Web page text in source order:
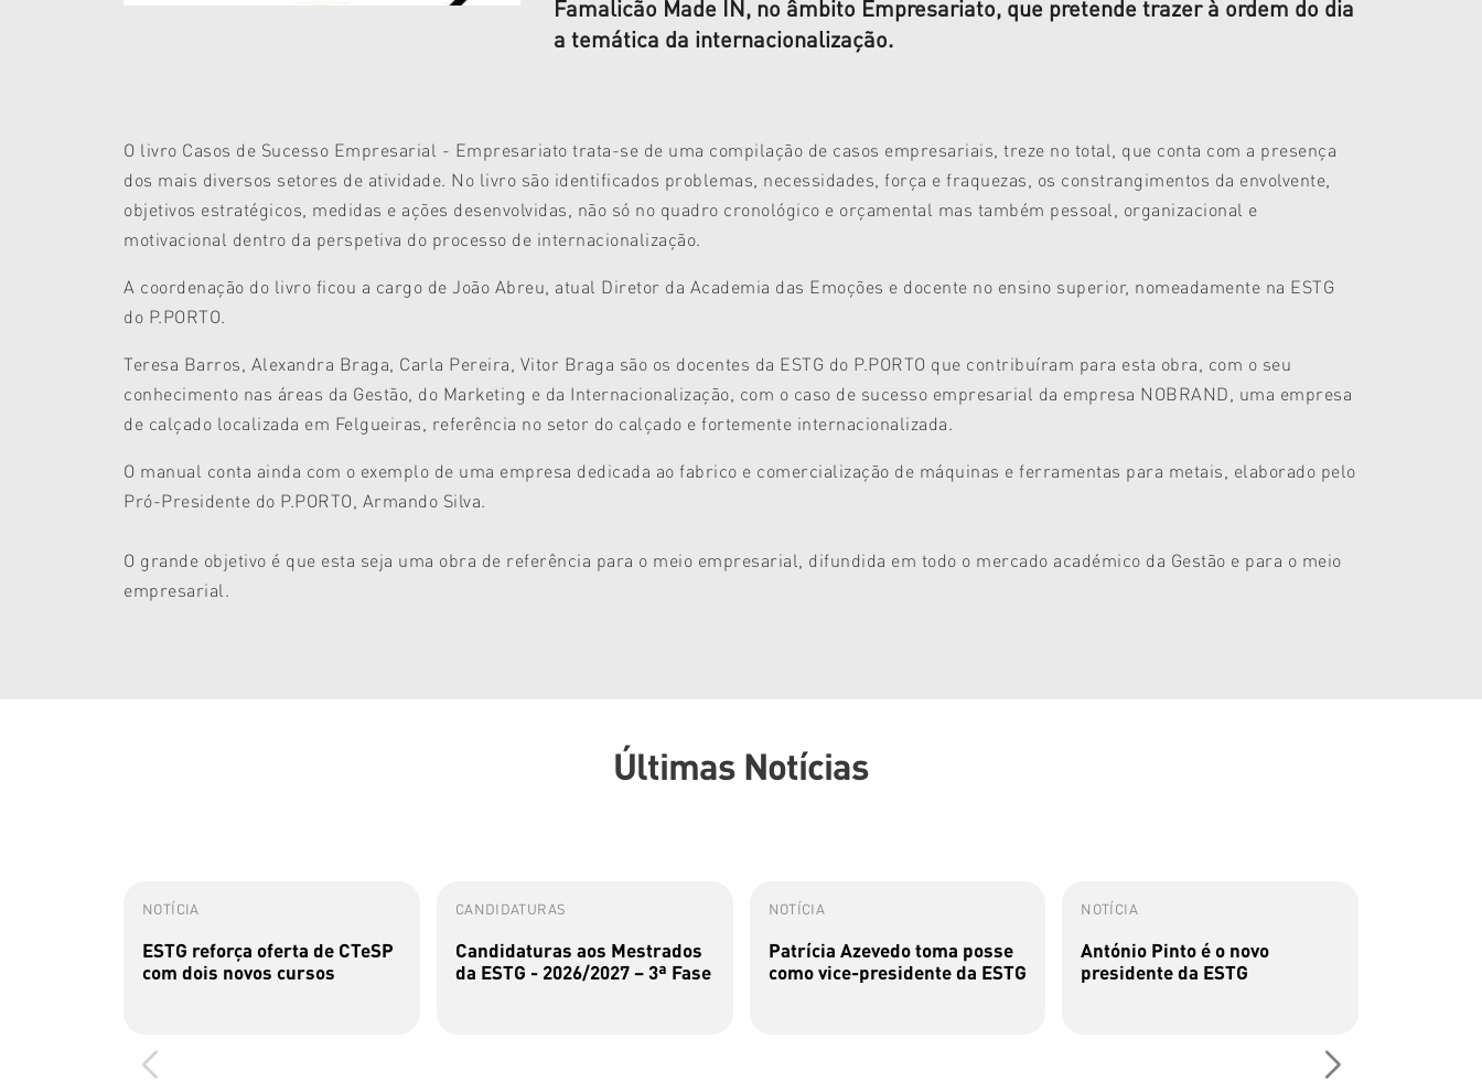
Famalicão Made IN, no âmbito Empresariato, que pretende trazer à ordem do dia
a temática da internacionalização.
O livro Casos de Sucesso Empresarial - Empresariato trata-se de uma compilação de casos empresariais, treze no total, que conta com a presença
dos mais diversos setores de atividade. No livro são identificados problemas, necessidades, força e fraquezas, os constrangimentos da envolvente,
objetivos estratégicos, medidas e ações desenvolvidas, não só no quadro cronológico e orçamental mas também pessoal, organizacional e
motivacional dentro da perspetiva do processo de internacionalização.
A coordenação do livro ficou a cargo de João Abreu, atual Diretor da Academia das Emoções e docente no ensino superior, nomeadamente na ESTG
do P.PORTO.
Teresa Barros, Alexandra Braga, Carla Pereira, Vitor Braga são os docentes da ESTG do P.PORTO que contribuíram para esta obra, com o seu
conhecimento nas áreas da Gestão, do Marketing e da Internacionalização, com o caso de sucesso empresarial da empresa NOBRAND, uma empresa
de calçado localizada em Felgueiras, referência no setor do calçado e fortemente internacionalizada.
O manual conta ainda com o exemplo de uma empresa dedicada ao fabrico e comercialização de máquinas e ferramentas para metais, elaborado pelo
Pró-Presidente do P.PORTO, Armando Silva.
O grande objetivo é que esta seja uma obra de referência para o meio empresarial, difundida em todo o mercado académico da Gestão e para o meio
empresarial.
Últimas Notícias
NOTÍCIA
ESTG reforça oferta de CTeSP
com dois novos cursos
CANDIDATURAS
Candidaturas aos Mestrados
da ESTG - 2026/2027 – 3ª Fase
NOTÍCIA
Patrícia Azevedo toma posse
como vice-presidente da ESTG
NOTÍCIA
António Pinto é o novo
presidente da ESTG